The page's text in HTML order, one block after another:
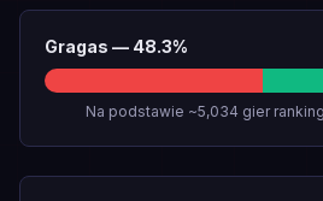
Gragas — 48.3%
Na podstawie ~5,034 gier